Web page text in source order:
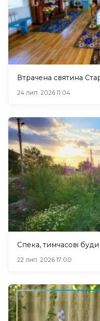
Втрачена святина
24 лип. 2026 11:04
Спека, тимчасові
22 лип. 2026 17:00